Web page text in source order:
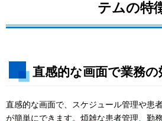
テムの特
直感的な画面で業務
直感的な画面で、スケジュール管理や患
が簡単にできます。煩雑な患者管理、勤